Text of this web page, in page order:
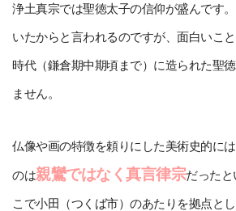
浄土真宗では聖徳太子の信仰が盛んです
いたからと言われるのですが、面白いこ
時代（鎌倉期中期頃まで）に造られた聖
ません。
仏像や画の特徴を頼りにした美術史的に
のは親鸞ではなく真言律宗だったと
こで小田（つくば市）のあたりを拠点と